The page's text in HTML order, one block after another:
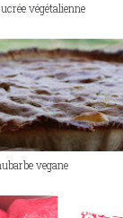
végétalienne
vegane